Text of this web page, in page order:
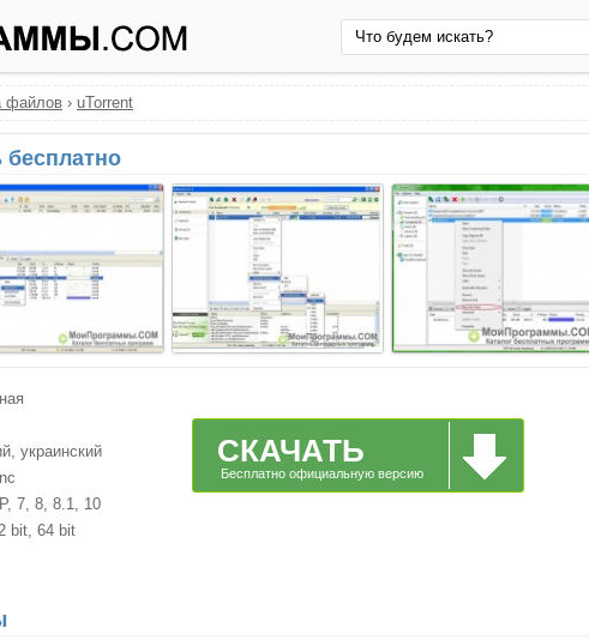
файлов › uTorrent
бесплатно
украинский
7, 8, 8.1, 10
bit, 64 bit
СКАЧАТЬ
Бесплатно официальную версию